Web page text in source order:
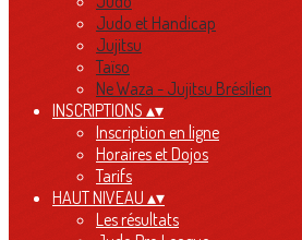
Judo et Handicap
Jujitsu
Taïso
Ne Waza - Jujitsu Brésilien
INSCRIPTIONS ▴▾
Inscription en ligne
Horaires et Dojos
Tarifs
HAUT NIVEAU ▴▾
Les résultats